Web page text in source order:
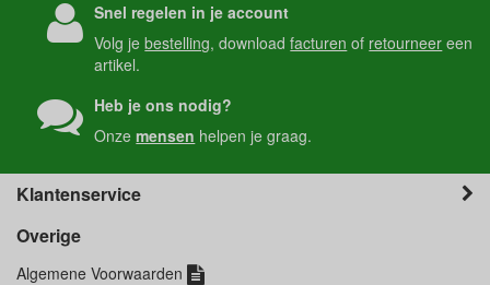
Snel regelen in je account
Volg jebestelling, downloadfacturen of retourneer een
artikel.
Heb je ons nodig?
Onzemensen helpen je graag.
Klantenservice
Overige
Algemene Voorwaarden